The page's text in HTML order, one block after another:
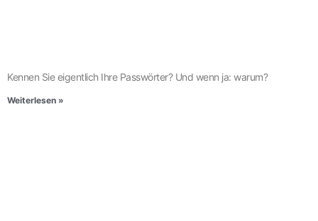
Kennen Sie eigentlich Ihre Passwörter? Und wenn ja: warum?
Weiterlesen »